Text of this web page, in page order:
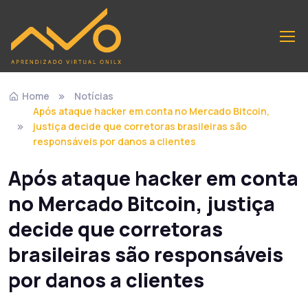
Home
Notícias
Após ataque hacker em conta no Mercado Bitcoin,
justiça decide que corretoras brasileiras são
responsáveis por danos a clientes
Após ataque hacker em conta
no Mercado Bitcoin, justiça
decide que corretoras
brasileiras são responsáveis
por danos a clientes